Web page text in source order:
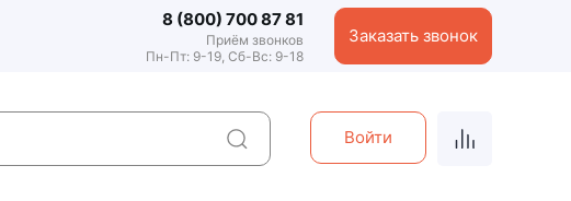
8 (800) 700 87 81
Приём звонков
Пн-Пт: 9-19, Сб-Вс: 9-18
Заказать звонок
Войти